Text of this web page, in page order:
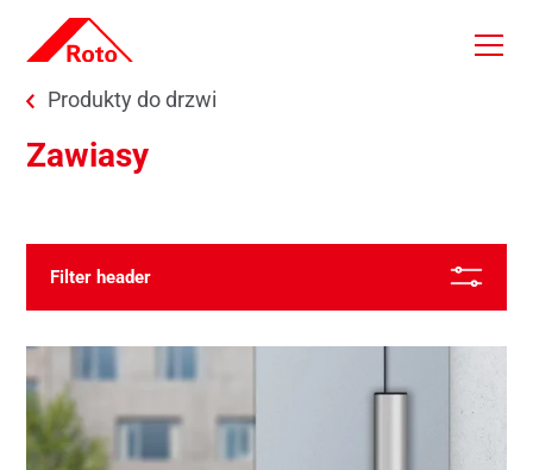
Skip to main content
You are here:
Produkty do drzwi
Zawiasy
Od najnowszych
Filter header